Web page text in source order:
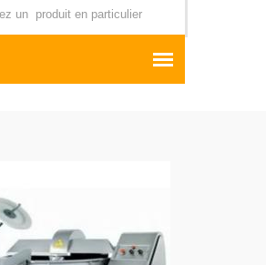
+distributeur +CD01